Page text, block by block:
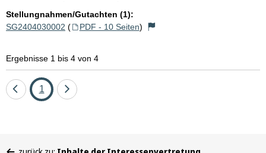
Stellungnahmen/Gutachten (1):
SG2404030002 ( PDF - 10 Seiten)
Ergebnisse 1 bis 4 von 4
EineSeite
1
Eine